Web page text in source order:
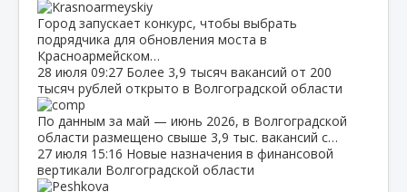
Город запускает конкурс, чтобы выбрать
подрядчика для обновления моста в
Красноармейском…
28 июля 09:27 Более 3,9 тысяч вакансий от 200
тысяч рублей открыто в Волгоградской области
По данным за май — июнь 2026, в Волгоградской
области размещено свыше 3,9 тыс. вакансий с…
27 июля 15:16 Новые назначения в финансовой
вертикали Волгоградской области